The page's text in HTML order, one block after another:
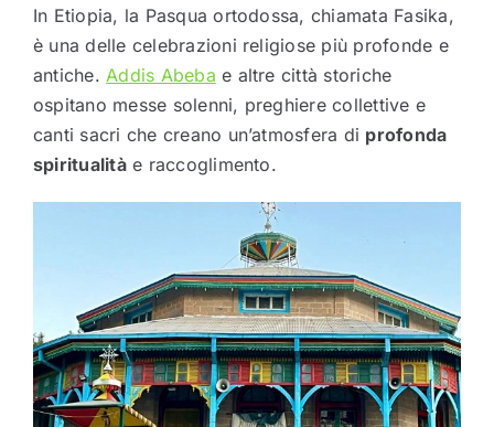
In Etiopia, la Pasqua ortodossa, chiamata Fasika,
è una delle celebrazioni religiose più profonde e
antiche.Addis Abeba e altre città storiche
ospitano messe solenni, preghiere collettive e
canti sacri che creano un’atmosfera di profonda
spiritualitàe raccoglimento.